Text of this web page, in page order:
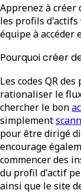
Apprenez à créer
les profils
équipe à accéder
Pourquoi créer
Les codes QR
rationaliser le
chercher le bon
simplement
pour être dirigé
encourage
commencer des
du profil d'actif
ainsi que le site